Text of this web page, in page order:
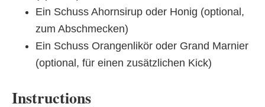
Ein Schuss Ahornsirup oder Honig (optional,
zum Abschmecken)
Ein Schuss Orangenlikör oder Grand Marnier
(optional, für einen zusätzlichen Kick)
Instructions